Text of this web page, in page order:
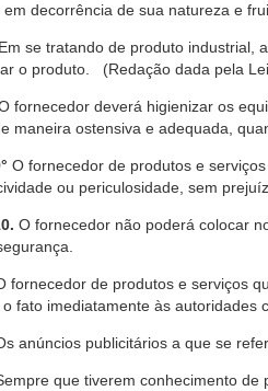
em decorrência de sua natureza e
Em se tratando de produto industrial,
o produto. (Redação dada pela
fornecedor deverá higienizar os
maneira ostensiva e adequada,
O fornecedor de produtos e
ou periculosidade, sem
O fornecedor não poderá colocar
fornecedor de produtos e serviços
fato imediatamente às autoridades
anúncios publicitários a que se
que tiverem conhecimento de